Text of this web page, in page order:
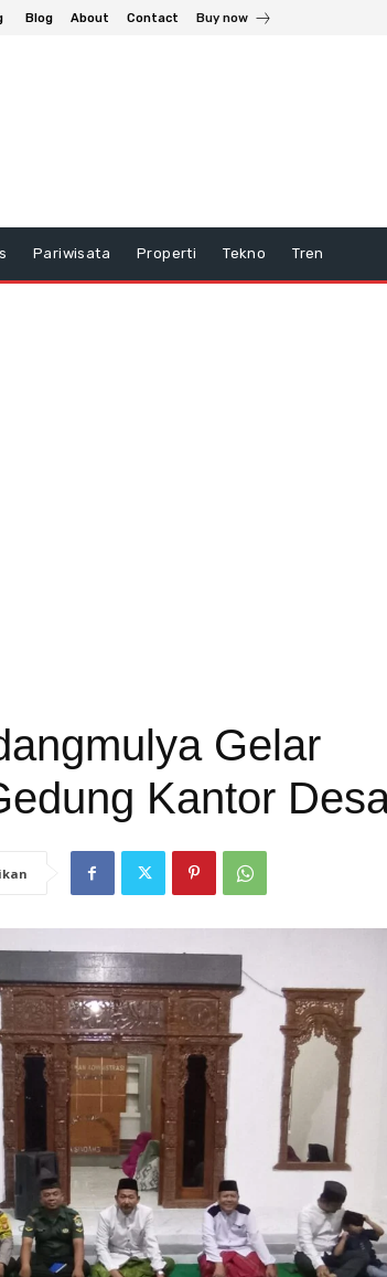
Blog About Contact Buy now
Pariwisata Properti Tekno Tren
Gelar
Kantor